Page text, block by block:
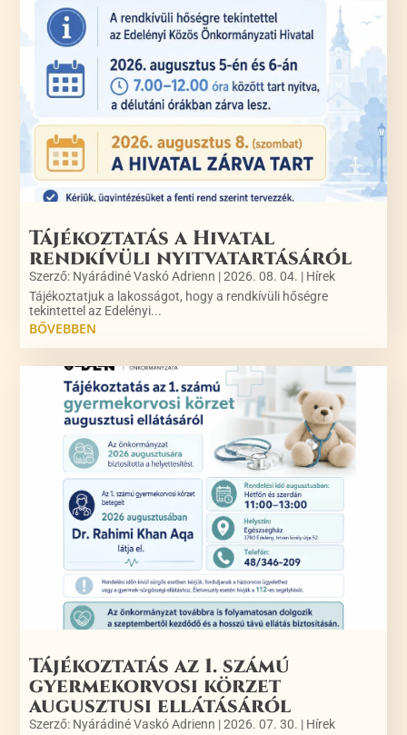
Tájékoztatás a Hivatal
rendkívüli nyitvatartásáról
Szerző: Nyárádiné Vaskó Adrienn |2026. 08. 04. | Hírek
Tájékoztatjuk a lakosságot, hogy a rendkívüli hőségre
tekintettel az Edelényi...
BŐVEBBEN
Tájékoztatás az 1. számú
gyermekorvosi körzet
augusztusi ellátásáról
Szerző: Nyárádiné Vaskó Adrienn |2026. 07. 30. | Hírek